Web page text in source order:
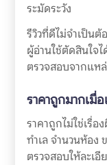
ระมัดระวัง
รีวิวที่ดีไม่จำเป็น
ผู้อ่านใช้ตัดสินใจ
ตรวจสอบจากแห
ราคาถูกมากเ
ราคาถูกไม่ใช่เรื่
ทำเล จำนวนห้อง
ตรวจสอบให้ละเ